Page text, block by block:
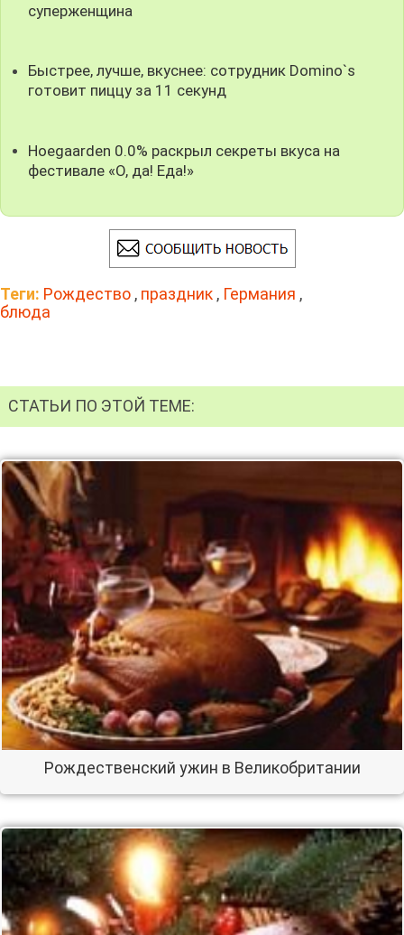
суперженщина
Быстрее, лучше, вкуснее: сотрудник Domino`s
готовит пиццу за 11 секунд
Hoegaarden 0.0% раскрыл секреты вкуса на
фестивале «О, да! Еда!»
Теги: Рождество , праздник , Германия ,
блюда
СТАТЬИ ПО ЭТОЙ ТЕМЕ:
Рождественский ужин в Великобритании